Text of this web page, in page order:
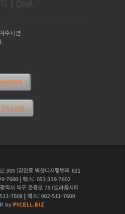
| QnA
주시면
Go Link
303 (감전동 벽산디지털밸리 621
7600 | 팩스: 051-329-7602
역시 북구 운용로 75 (트라움시티
7608 | 팩스: 062-511-7609
by PICELL.BIZ